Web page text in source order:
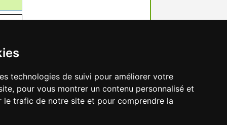
technologies de suivi pour améliorer votre
pour vous montrer un contenu personnalisé et
le trafic de notre site et pour comprendre la